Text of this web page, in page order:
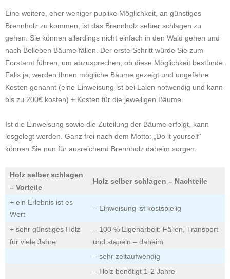
Eine weitere, eher weniger puplike Möglichkeit, an günstiges
Brennholz zu kommen, ist das Brennholz selber schlagen zu
gehen. Sie können allerdings nicht einfach in den Wald gehen und
nach Belieben Bäume fällen. Der erste Schritt würde Sie zum
Forstamt führen, um abzusprechen, ob diese Möglichkeit bestünde.
Falls ja, werden Ihnen mögliche Bäume gezeigt und ungefähre
Kosten genannt (eine Einweisung ist bei Laien notwendig und kann
bis zu 200€ kosten) + Kosten für die jeweiligen Bäume.
Ist die Einweisung sowie die Zuteilung der Bäume erfolgt, kann
losgelegt werden. Ganz frei nach dem Motto: „Do it yourself“
können Sie nun für ausreichend Brennholz daheim sorgen.
Holz selber schlagen
– Vorteile
Holz selber schlagen – Nachteile
+ ein Erlebnis ist es
Wert
– Einweisung ist kostspielig
+ sehr günstiges Holz
für viele Jahre
– 100 % Eigenarbeit: Fällen, Transport
und stapeln – daheim
– sehr zeitaufwendig
– Holz benötigt 1-2 Jahre